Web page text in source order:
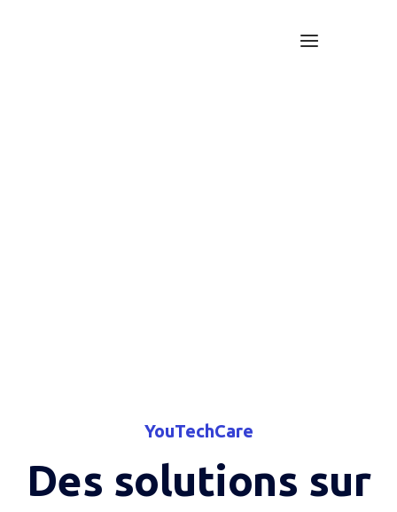
Menu
YouTechCare
Des solutions sur